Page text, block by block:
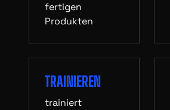
fertigen
Produkten
TRAINIEREN
trainiert